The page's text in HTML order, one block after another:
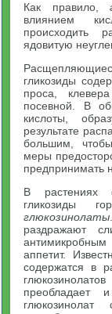
Как правило,
влиянием
происходить
ядовитую
гликозиды
проса,
посевной. В
кислоты,
результате
большим,
меры
предпринимать
В растениях
гликозиды
глюкозинолаты
раздражают
аппетит.
содержатся в
преобладает